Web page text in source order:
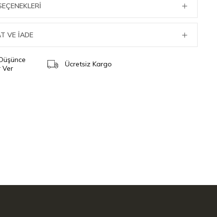
VE İADE
Ver
Ücretsiz Kargo